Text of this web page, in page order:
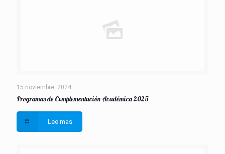
15 noviembre, 2024
Programas de Complementación Académica 2025
Lee mas